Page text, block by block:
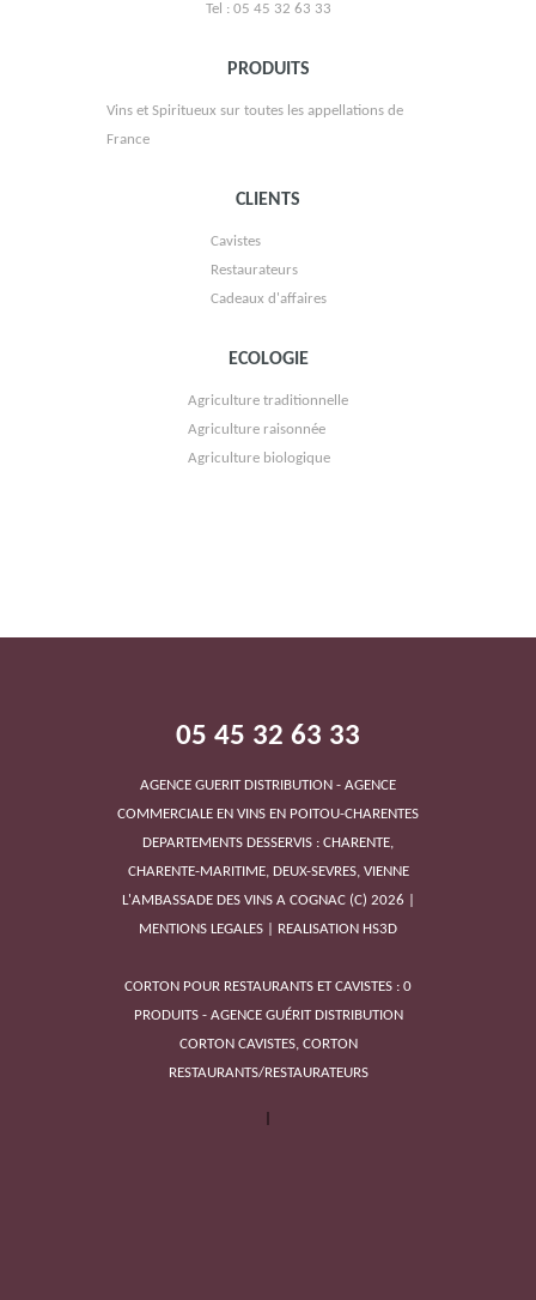
VIGNOBLE MAULUN
CAVE GRAND LISTRAC
Tel : 05 45 32 63 33
PRODUITS
Vins et Spiritueux sur toutes les appellations de
France
CLIENTS
Cavistes
Restaurateurs
Cadeaux d'affaires
ECOLOGIE
Agriculture traditionnelle
Agriculture raisonnée
Agriculture biologique
05 45 32 63 33
AGENCE GUERIT DISTRIBUTION - AGENCE
COMMERCIALE EN VINS EN POITOU-CHARENTES
DEPARTEMENTS DESSERVIS : CHARENTE,
CHARENTE-MARITIME, DEUX-SEVRES, VIENNE
L'AMBASSADE DES VINS A COGNAC(C) 2026
MENTIONS LEGALES
REALISATION HS3D
CORTON POUR RESTAURANTS ET CAVISTES : 0
PRODUITS - AGENCE GUÉRIT DISTRIBUTION
CORTON CAVISTES, CORTON
RESTAURANTS/RESTAURATEURS